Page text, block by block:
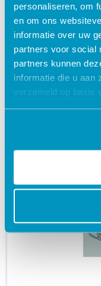
personaliseren, om
en om ons
informatie over uw
partners voor social
partners kunnen
informatie die u aan
verzameld op basis
Spuitpomp
Medische
geaccrediteerd +
schedule 60 MINUTEN